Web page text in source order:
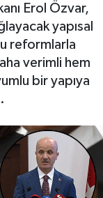
Erol Özvar,
yapısal
reformlarla
verimli hem
bir yapıya